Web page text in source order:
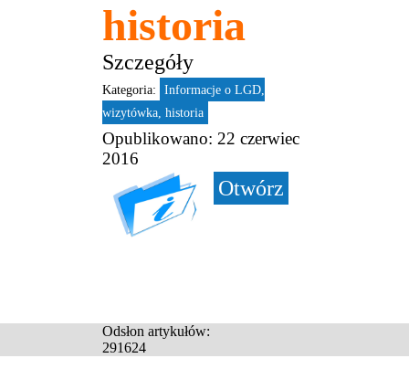
historia
Szczegóły
Kategoria:
Informacje o LGD,
wizytówka, historia
Opublikowano: 22 czerwiec
2016
Otwórz
Odsłon artykułów:
291624